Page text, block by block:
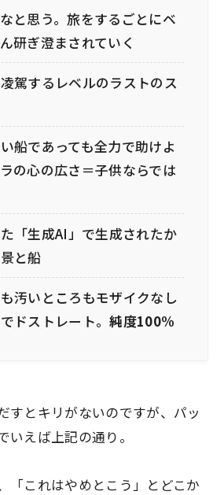
と思う。旅をするごとにベ
研ぎ澄まされていく
駕するレベルのラストのス
船であっても全力で助けよ
の心の広さ＝子供ならでは
「生成AI」で生成されたか
と船
汚いところもモザイクなし
ドストレート。純度100%
すとキリがないのですが、パッ
いえば上記の通り。
「これはやめとこう」とどこか